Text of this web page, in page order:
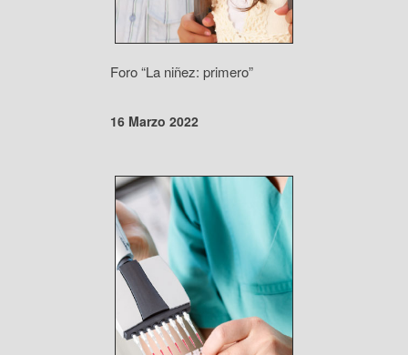
Foro “La niñez: primero”
16 Marzo 2022